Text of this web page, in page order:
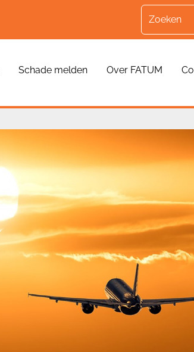
Schade melden Over FATUM